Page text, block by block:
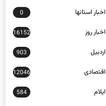
اخبار استانها 0
اخبار روز 16152
اردبیل 903
اقتصادی 12046
ایلام 584